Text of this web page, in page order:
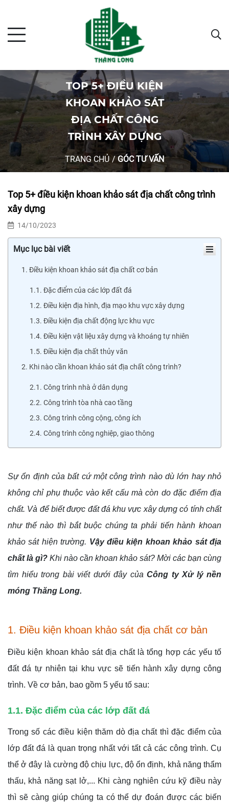
TOP 5+ ĐIỀU KIỆN
KHOAN KHẢO SÁT
ĐỊA CHẤT CÔNG
TRÌNH XÂY DỰNG
TRANG CHỦ /GÓC TƯ VẤN
Top 5+ điều kiện khoan khảo sát địa chất công trình
xây dựng
14/10/2023
Mục lục bài viết
1. Điều kiện khoan khảo sát địa chất cơ bản
1.1. Đặc điểm của các lớp đất đá
1.2. Điều kiện địa hình, địa mạo khu vực xây dựng
1.3. Điều kiện địa chất động lực khu vực
1.4. Điều kiện vật liệu xây dựng và khoáng tự nhiên
1.5. Điều kiện địa chất thủy văn
2. Khi nào cần khoan khảo sát địa chất công trình?
2.1. Công trình nhà ở dân dụng
2.2. Công trình tòa nhà cao tầng
2.3. Công trình công cộng, công ích
2.4. Công trình công nghiệp, giao thông
Sự ổn định của bất cứ một công trình nào dù lớn hay nhỏ
không chỉ phụ thuộc vào kết cấu mà còn do đặc điểm địa
chất. Và để biết được đất đá khu vực xây dựng có tính chất
như thế nào thì bắt buộc chúng ta phải tiến hành khoan
khảo sát hiện trường. Vậy điều kiện khoan khảo sát địa
chất là gì? Khi nào cần khoan khảo sát? Mời các bạn cùng
tìm hiểu trong bài viết dưới đây của Công ty Xử lý nền
móng Thăng Long.
1. Điều kiện khoan khảo sát địa chất cơ bản
Điều kiện khoan khảo sát địa chất là tổng hợp các yếu tố
đất đá tự nhiên tại khu vực sẽ tiến hành xây dựng công
trình. Về cơ bản, bao gồm 5 yếu tố sau:
1.1. Đặc điểm của các lớp đất đá
Trong số các điều kiện thăm dò địa chất thì đặc điểm của
lớp đất đá là quan trọng nhất với tất cả các công trình. Cụ
thể ở đây là cường độ chịu lực, độ ổn định, khả năng thẩm
thấu, khả năng sạt lở,... Khi càng nghiên cứu kỹ điều này
thì sẽ càng giúp chúng ta có thể dự đoán được các biến